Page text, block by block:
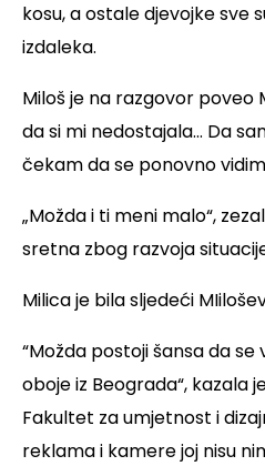
kosu, a ostale djevojke sve
izdaleka.
Miloš je na razgovor poveo
da si mi nedostajala... Da
čekam da se ponovno
„Možda i ti meni malo“,
sretna zbog razvoja
Milica je bila sljedeći
“Možda postoji šansa da
oboje iz Beograda“, kazala
Fakultet za umjetnost i
reklama i kamere joj nisu